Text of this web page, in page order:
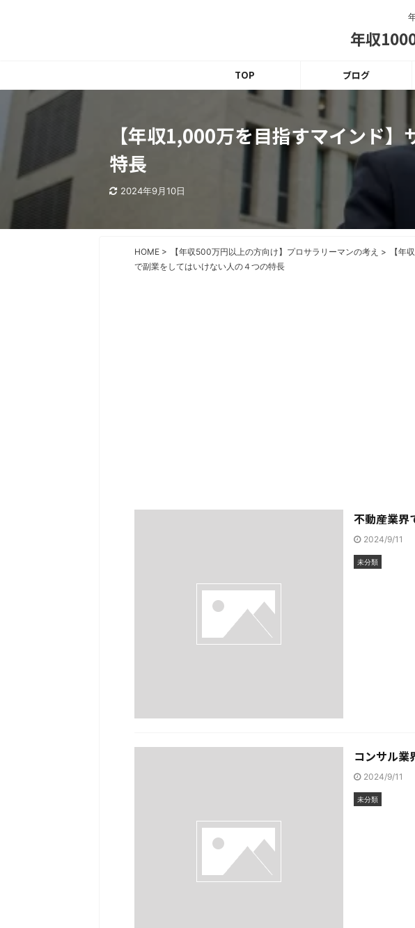
年収
​TOP ブログ
【年収1,000万を目指すマインド
特長
2024年9月10日
HOME > 【年収500万円以上の方向け】プロサラリーマンの考え >
【年
で副業をしてはいけない人の４つの特長
不動産業界
2024/9/11
未分類
コンサル業
2024/9/11
未分類